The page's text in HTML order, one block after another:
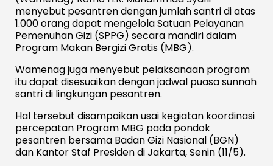
menyebut pesantren dengan jumlah santri di atas
1.000 orang dapat mengelola Satuan Pelayanan
Pemenuhan Gizi (SPPG) secara mandiri dalam
Program Makan Bergizi Gratis (MBG).
Wamenag juga menyebut pelaksanaan program
itu dapat disesuaikan dengan jadwal puasa sunnah
santri di lingkungan pesantren.
Hal tersebut disampaikan usai kegiatan koordinasi
percepatan Program MBG pada pondok
pesantren bersama Badan Gizi Nasional (BGN)
dan Kantor Staf Presiden di Jakarta, Senin (11/5).